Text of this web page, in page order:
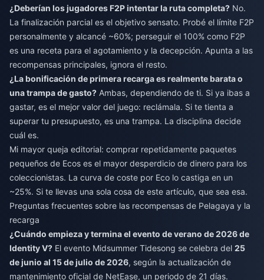
¿Deberían los jugadores F2P intentar la ruta completa? No.
La finalización parcial es el objetivo sensato. Probé el límite F2P
personalmente y alcancé ~60%; perseguir el 100% como F2P
es una receta para el agotamiento y la decepción. Apunta a las
recompensas principales, ignora el resto.
¿La bonificación de primera recarga es realmente barata o
una trampa de gasto? Ambas, dependiendo de ti. Si ya ibas a
gastar, es el mejor valor del juego: reclámala. Si te tienta a
superar tu presupuesto, es una trampa. La disciplina decide
cuál es.
Mi mayor queja editorial: comprar repetidamente paquetes
pequeños de Ecos es el mayor desperdicio de dinero para los
coleccionistas. La curva de coste por Eco lo castiga en un
~25%. Si te llevas una sola cosa de este artículo, que sea esa.
Preguntas frecuentes sobre las recompensas de Pelagaya y la
recarga
¿Cuándo empieza y termina el evento de verano de 2026 de
Identity V? El evento Midsummer Tidesong se celebra del 25
de junio al 15 de julio de 2026, según la actualización de
mantenimiento oficial de NetEase, un periodo de 21 días.